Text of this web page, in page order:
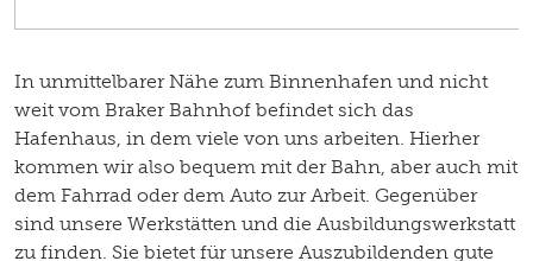
In unmittelbarer Nähe zum Binnenhafen und nicht
weit vom Braker Bahnhof befindet sich das
Hafenhaus, in dem viele von uns arbeiten. Hierher
kommen wir also bequem mit der Bahn, aber auch mit
dem Fahrrad oder dem Auto zur Arbeit. Gegenüber
sind unsere Werkstätten und die Ausbildungswerkstatt
zu finden. Sie bietet für unsere Auszubildenden gute